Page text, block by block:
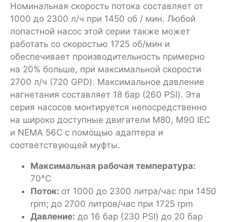
Номинальная скорость потока составляет от
1000 до 2300 л/ч при 1450 об / мин. Любой
лопастной насос этой серии также может
работать со скоростью 1725 об/мин и
обеспечивает производительность примерно
на 20% больше, при максимальной скорости
2700 л/ч (720 GPD). Максимальное давление
нагнетания составляет 18 бар (260 PSI). Эта
серия насосов монтируется непосредственно
на широко доступные двигатели M80, M90 IEC
и NEMA 56C с помощью адаптера и
соответствующей муфты.
Максимальная рабочая температура:
70°C
Поток: от 1000 до 2300 литра/час при 1450
rpm; до 2700 литров/час при 1725 rpm
Давление: до 16 бар (230 PSI) до 20 бар